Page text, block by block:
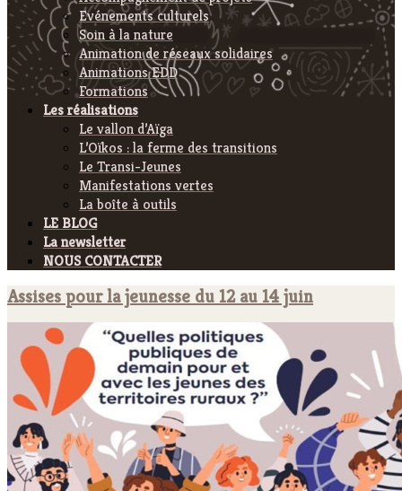
Evénements culturels
Soin à la nature
Animation de réseaux solidaires
Animations EDD
Formations
Les réalisations
Le vallon d’Aïga
L’Oïkos : la ferme des transitions
Le Transi-Jeunes
Manifestations vertes
La boîte à outils
LE BLOG
La newsletter
NOUS CONTACTER
Assises pour la jeunesse du 12 au 14 juin